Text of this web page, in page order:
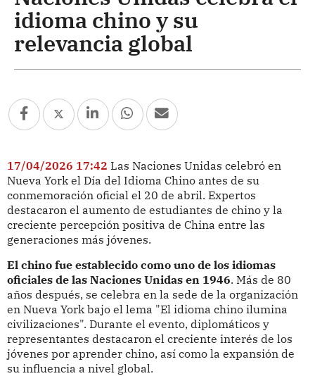
idioma chino y su
relevancia global
17/04/2026 17:42 Las Naciones Unidas celebró en
Nueva York el Día del Idioma Chino antes de su
conmemoración oficial el 20 de abril. Expertos
destacaron el aumento de estudiantes de chino y la
creciente percepción positiva de China entre las
generaciones más jóvenes.
El chino fue establecido como uno de los idiomas
oficiales de las Naciones Unidas en 1946. Más de 80
años después, se celebra en la sede de la organización
en Nueva York bajo el lema "El idioma chino ilumina
civilizaciones". Durante el evento, diplomáticos y
representantes destacaron el creciente interés de los
jóvenes por aprender chino, así como la expansión de
su influencia a nivel global.